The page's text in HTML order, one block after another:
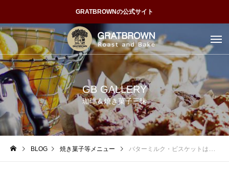
GRATBROWNの公式サイト
GB GALLERY
珈琲＆焼き菓子三昧
BLOG 焼き菓子等メニュー バターミルク・ビスケットはテイクアウトしたら温めなおしてどうぞ